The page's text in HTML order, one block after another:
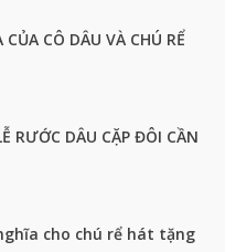
CÔ DÂU VÀ CHÚ RỂ
RƯỚC DÂU CẶP ĐÔI CẦN
cho chú rể hát tặng